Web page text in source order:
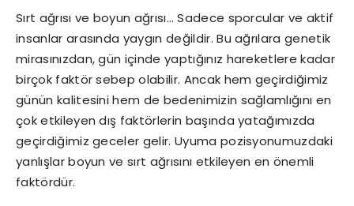
Sırt ağrısı ve boyun ağrısı… Sadece sporcular ve aktif
insanlar arasında yaygın değildir. Bu ağrılara genetik
mirasınızdan, gün içinde yaptığınız hareketlere kadar
birçok faktör sebep olabilir. Ancak hem geçirdiğimiz
günün kalitesini hem de bedenimizin sağlamlığını en
çok etkileyen dış faktörlerin başında yatağımızda
geçirdiğimiz geceler gelir. Uyuma pozisyonumuzdaki
yanlışlar boyun ve sırt ağrısını etkileyen en önemli
faktördür.